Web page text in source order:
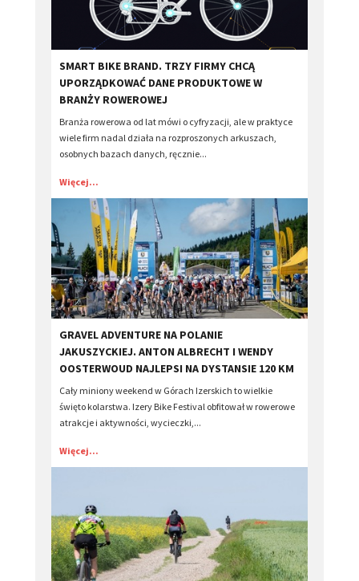
​SMART BIKE BRAND. TRZY FIRMY CHCĄ
UPORZĄDKOWAĆ DANE PRODUKTOWE W
BRANŻY ROWEROWEJ
Branża rowerowa od lat mówi o cyfryzacji, ale w praktyce
wiele firm nadal działa na rozproszonych arkuszach,
osobnych bazach danych, ręcznie...
Więcej...
​GRAVEL ADVENTURE NA POLANIE
JAKUSZYCKIEJ. ANTON ALBRECHT I WENDY
OOSTERWOUD NAJLEPSI NA DYSTANSIE 120 KM
Cały miniony weekend w Górach Izerskich to wielkie
święto kolarstwa. Izery Bike Festival obfitował w rowerowe
atrakcje i aktywności, wycieczki,...
Więcej...